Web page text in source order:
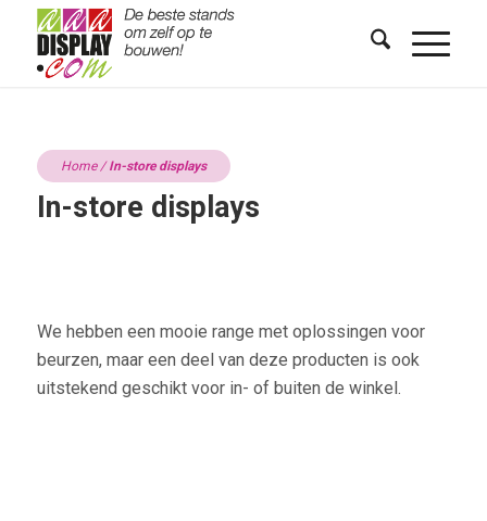
Home/In-store displays
In-store displays
We hebben een mooie range met oplossingen voor
beurzen, maar een deel van deze producten is ook
uitstekend geschikt voor in- of buiten de winkel.